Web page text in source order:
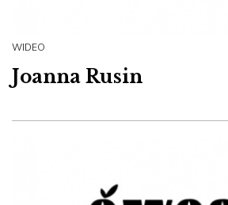
WIDEO
Joanna Rusin